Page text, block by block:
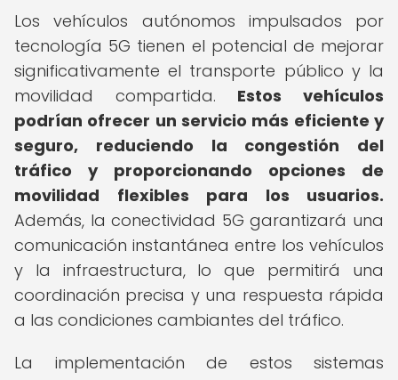
Los vehículos autónomos impulsados por
tecnología 5G tienen el potencial de mejorar
significativamente el transporte público y la
movilidad compartida. Estos vehículos
podrían ofrecer un servicio más eficiente y
seguro, reduciendo la congestión del
tráfico y proporcionando opciones de
movilidad flexibles para los usuarios.
Además, la conectividad 5G garantizará una
comunicación instantánea entre los vehículos
y la infraestructura, lo que permitirá una
coordinación precisa y una respuesta rápida
a las condiciones cambiantes del tráfico.
La implementación de estos sistemas